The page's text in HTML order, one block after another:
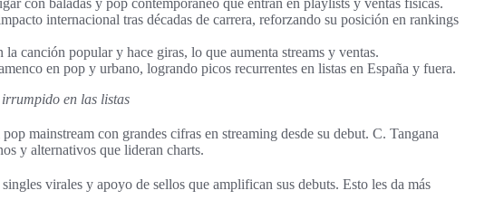
internacional tras décadas de carrera, reforzando su posición en rankings
canción popular y hace giras, lo que aumenta streams y ventas.
en pop y urbano, logrando picos recurrentes en listas en España y fuera.
irrumpido en las listas
mainstream con grandes cifras en streaming desde su debut. C. Tangana
y alternativos que lideran charts.
virales y apoyo de sellos que amplifican sus debuts. Esto les da más